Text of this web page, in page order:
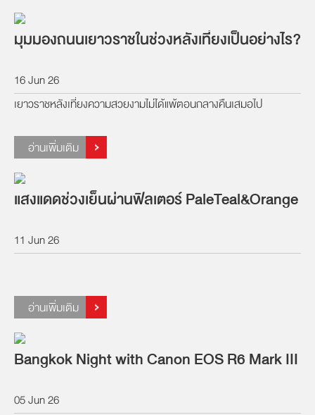
มุมมองถนนเยาวราชในช่วงหลังเที่ยงเป็นอย่างไร?
16 Jun 26
เยาวราชหลังเที่ยงความสวยงามไม่ได้แพ้ตอนกลางคืนเสมอไป
อ่านเพิ่มเติม
แสงแดดช่วงเย็นผ่านฟิลเตอร์ PaleTeal&Orange
11 Jun 26
อ่านเพิ่มเติม
Bangkok Night with Canon EOS R6 Mark III
05 Jun 26